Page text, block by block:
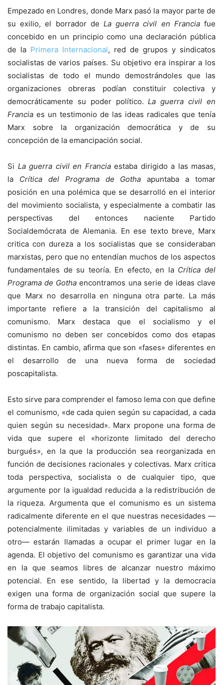
Empezado en Londres, donde Marx pasó la mayor parte de
su exilio, el borrador de La guerra civil en Francia fue
concebido en un principio como una declaración pública
de la Primera Internacional, red de grupos y sindicatos
socialistas de varios países. Su objetivo era inspirar a los
socialistas de todo el mundo demostrándoles que las
organizaciones obreras podían constituir colectiva y
democráticamente su poder político. La guerra civil en
Francia es un testimonio de las ideas radicales que tenía
Marx sobre la organización democrática y de su
concepción de la emancipación social.
Si La guerra civil en Francia estaba dirigido a las masas,
la Crítica del Programa de Gothaapuntaba a tomar
posición en una polémica que se desarrolló en el interior
del movimiento socialista, y especialmente a combatir las
perspectivas del entonces naciente Partido
Socialdemócrata de Alemania. En ese texto breve, Marx
critica con dureza a los socialistas que se consideraban
marxistas, pero que no entendían muchos de los aspectos
fundamentales de su teoría. En efecto, en la Crítica del
Programa de Gotha encontramos una serie de ideas clave
que Marx no desarrolla en ninguna otra parte. La más
importante refiere a la transición del capitalismo al
comunismo. Marx destaca que el socialismo y el
comunismo no deben ser concebidos como dos etapas
distintas. En cambio, afirma que son «fases» diferentes en
el desarrollo de una nueva forma de sociedad
poscapitalista.
Esto sirve para comprender el famoso lema con que define
el comunismo, «de cada quien según su capacidad, a cada
quien según su necesidad». Marx propone una forma de
vida que supere el «horizonte limitado del derecho
burgués», en la que la producción sea reorganizada en
función de decisiones racionales y colectivas. Marx critica
toda perspectiva, socialista o de cualquier tipo, que
argumente por la igualdad reducida a la redistribución de
la riqueza. Argumenta que el comunismo es un sistema
radicalmente diferente en el que nuestras necesidades —
potencialmente ilimitadas y variables de un individuo a
otro— estarán llamadas a ocupar el primer lugar en la
agenda. El objetivo del comunismo es garantizar una vida
en la que seamos libres de alcanzar nuestro máximo
potencial. En ese sentido, la libertad y la democracia
exigen una forma de organización social que supere la
forma de trabajo capitalista.